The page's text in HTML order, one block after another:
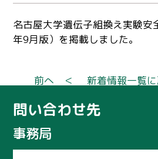
名古屋大学遺伝子組換え実験安
年9月版）を掲載しました。
前へ ＜ 新着情報一覧
問い合わせ先
事務局